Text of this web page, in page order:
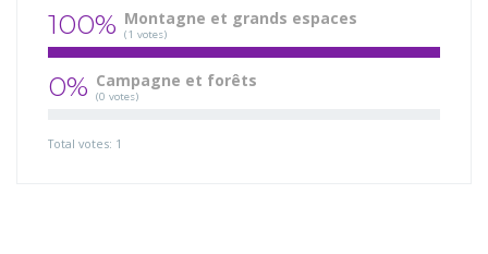
100% Montagne et grands espaces
(1 votes)
0% Campagne et forêts
(0 votes)
Total votes: 1